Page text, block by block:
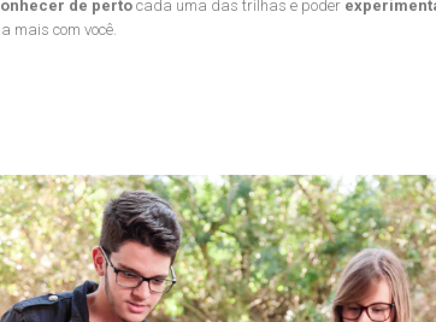
de pertocada uma das trilhas e poder
mais com você.